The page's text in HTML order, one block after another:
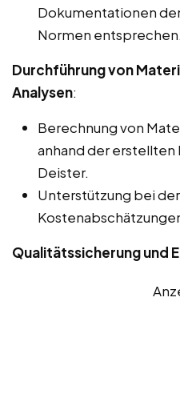
Dokumentationen
Normen entsprechen.
Durchführung von
Analysen:
Berechnung von
anhand der erstellten
Deister.
Unterstützung bei
Qualitätssicherung und